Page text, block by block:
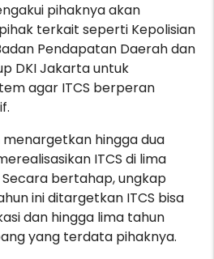
pihaknya akan
terkait seperti Kepolisian
Pendapatan Daerah dan
DKI Jakarta untuk
agar ITCS berperan
menargetkan hingga dua
ITCS di lima
bertahap, ungkap
ini ditargetkan ITCS bisa
dan hingga lima tahun
yang terdata pihaknya.